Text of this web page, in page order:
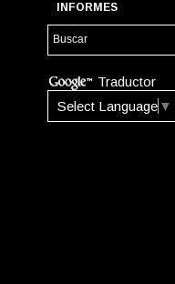
INFORMES
Traductor
Select Language ▼